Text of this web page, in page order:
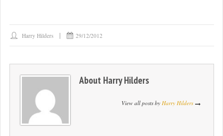
Harry Hilders 29/12/2012
About Harry Hilders
View all posts by Harry Hilders